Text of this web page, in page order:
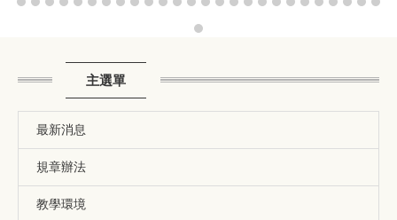
主選單
最新消息
規章辦法
教學環境